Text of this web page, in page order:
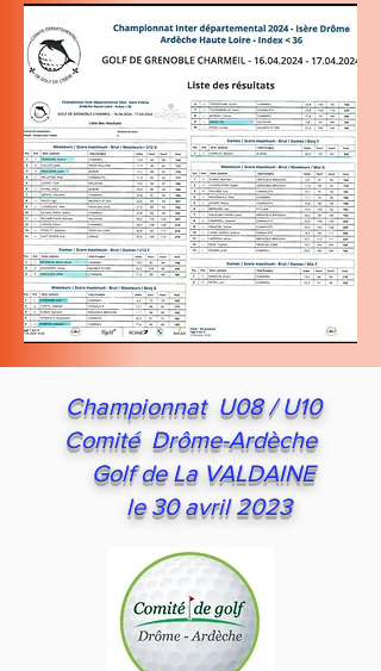
Championnat U08 / U10
Comité Drôme-Ardèche
Golf de La VALDAINE
le 30 avril 2023